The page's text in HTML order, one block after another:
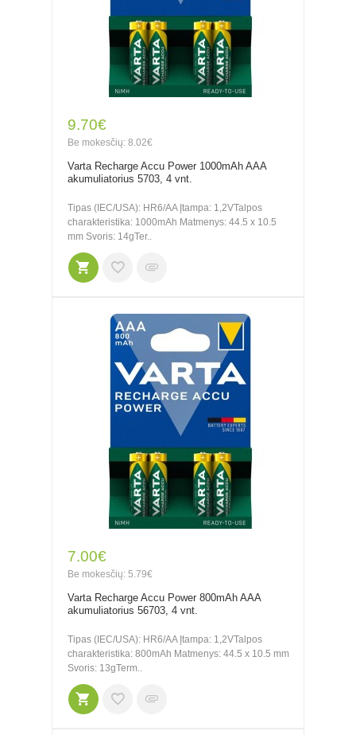
9.70€
Be mokesčių: 8.02€
Varta Recharge Accu Power 1000mAh AAA
akumuliatorius 5703, 4 vnt.
Tipas (IEC/USA): HR6/AA Įtampa: 1,2VTalpos
charakteristika: 1000mAh Matmenys: 44.5 x 10.5
mm Svoris: 14gTer..
7.00€
Be mokesčių: 5.79€
Varta Recharge Accu Power 800mAh AAA
akumuliatorius 56703, 4 vnt.
Tipas (IEC/USA): HR6/AA Įtampa: 1,2VTalpos
charakteristika: 800mAh Matmenys: 44.5 x 10.5 mm
Svoris: 13gTerm..